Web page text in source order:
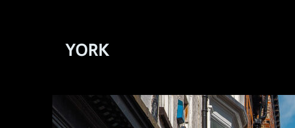
YORK